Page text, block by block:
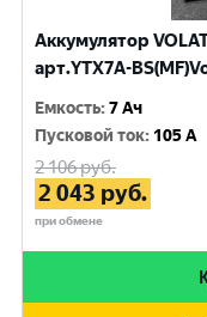
Аккумулятор
арт.YTX7A-
Емкость:7 Ач
Пусковой ток: 105 A
2 106руб.
2 043 руб.
при обмене